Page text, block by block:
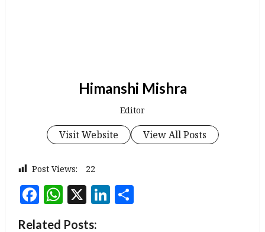
Himanshi Mishra
Editor
Visit Website View All Posts
Post Views: 22
Facebook
WhatsApp
X LinkedIn
Related Posts: